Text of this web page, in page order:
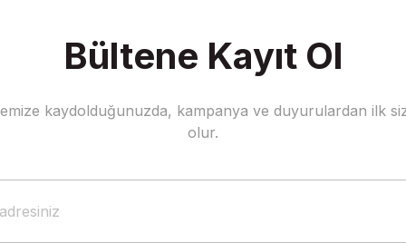
Gönder
Bültene Kayıt Ol
kaydolduğunuzda, kampanya ve duyurulardan ilk
olur.